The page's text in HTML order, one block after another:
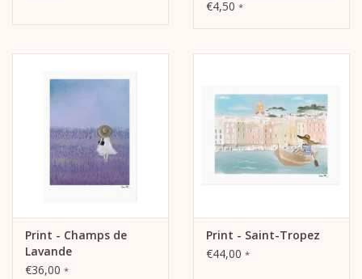
€4,50 *
Print - Champs de
Lavande
€36,00 *
Print - Saint-Tropez
€44,00 *